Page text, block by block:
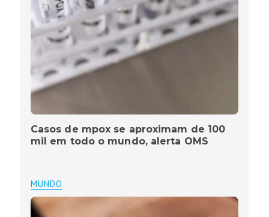
Casos de mpox se aproximam de 100
mil em todo o mundo, alerta OMS
MUNDO